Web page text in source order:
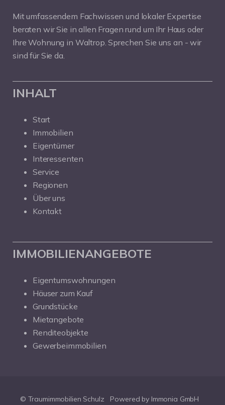
Mit umfassendem Fachwissen und lokaler Expertise
beraten wir Sie in allen Fragen rund um Ihr Haus oder
Ihre Wohnung in Waltrop. Sprechen Sie uns an - wir
sind für Sie da.
INHALT
Start
Immobilien
Eigentümer
Interessenten
Service
Regionen
Über uns
Kontakt
IMMOBILIENANGEBOTE
Eigentumswohnungen
Häuser zum Kauf
Grundstücke
Mietangebote
Renditeobjekte
Gewerbeimmobilien
© Traumimmobilien Schulz Powered by Immonia GmbH